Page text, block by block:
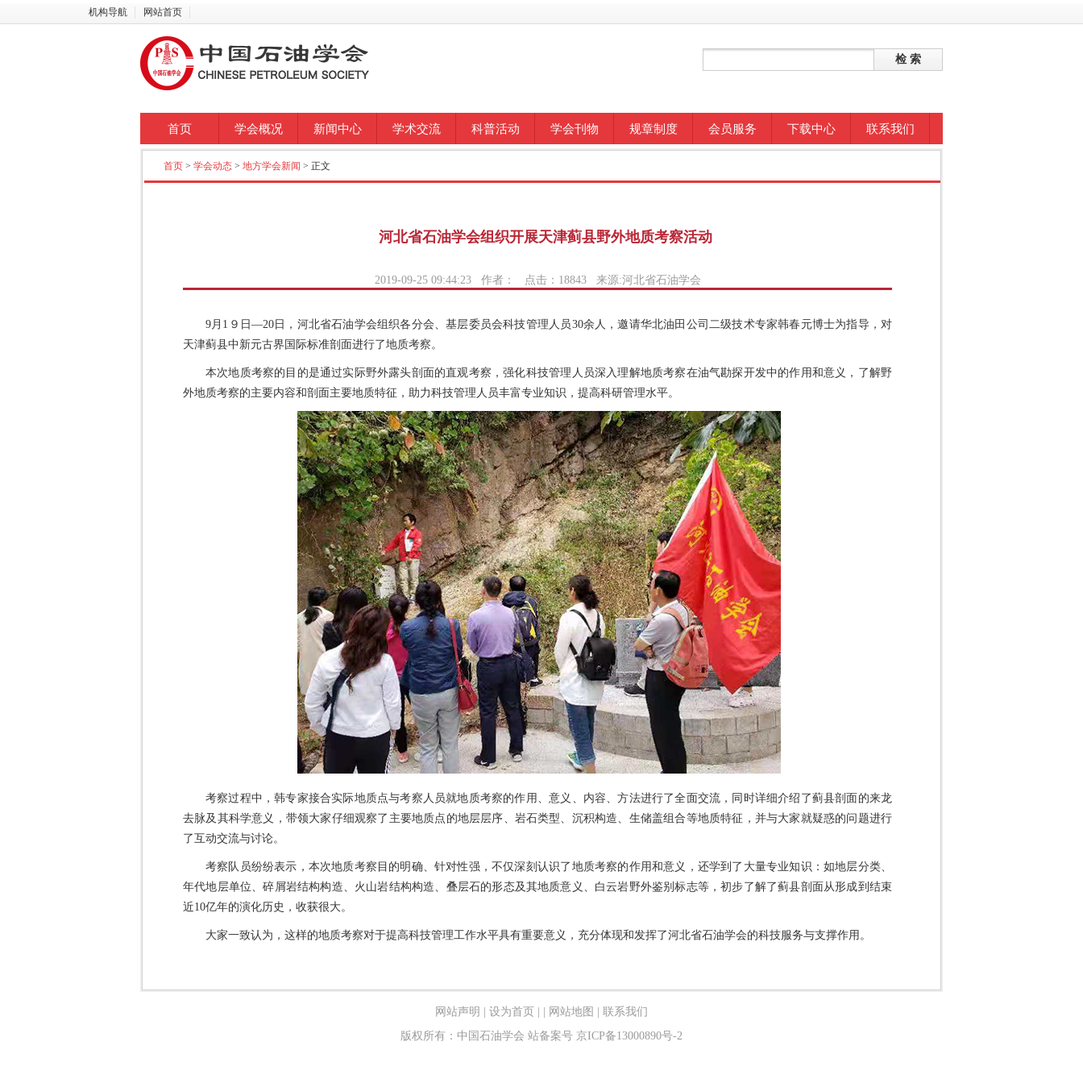
机构导航 网站首页
首页 学会概况 新闻中心 学术交流 科普活动 学会刊物 规章制度 会员服务 下载中心 联系我们
首页 > 学会动态 > 地方学会新闻 > 正文
河北省石油学会组织开展天津蓟县野外地质考察活动
2019-09-25 09:44:23 作者： 点击： 18843来源:河北省石油学会
9月1９日—20日，河北省石油学会组织各分会、基层委员会科技管理人员30余人，邀请华北油田公司二级技术专家韩春元博士为指导，对
天津蓟县中新元古界国际标准剖面进行了地质考察。
本次地质考察的目的是通过实际野外露头剖面的直观考察，强化科技管理人员深入理解地质考察在油气勘探开发中的作用和意义，了解野
外地质考察的主要内容和剖面主要地质特征，助力科技管理人员丰富专业知识，提高科研管理水平。
考察过程中，韩专家接合实际地质点与考察人员就地质考察的作用、意义、内容、方法进行了全面交流，同时详细介绍了蓟县剖面的来龙
去脉及其科学意义，带领大家仔细观察了主要地质点的地层层序、岩石类型、沉积构造、生储盖组合等地质特征，并与大家就疑惑的问题进行
了互动交流与讨论。
考察队员纷纷表示，本次地质考察目的明确、针对性强，不仅深刻认识了地质考察的作用和意义，还学到了大量专业知识：如地层分类、
年代地层单位、碎屑岩结构构造、火山岩结构构造、叠层石的形态及其地质意义、白云岩野外鉴别标志等，初步了解了蓟县剖面从形成到结束
近10亿年的演化历史，收获很大。
大家一致认为，这样的地质考察对于提高科技管理工作水平具有重要意义，充分体现和发挥了河北省石油学会的科技服务与支撑作用。
网站声明 设为首页 网站地图
联系我们
版权所有：中国石油学会 站备案号 京ICP备13000890号-2